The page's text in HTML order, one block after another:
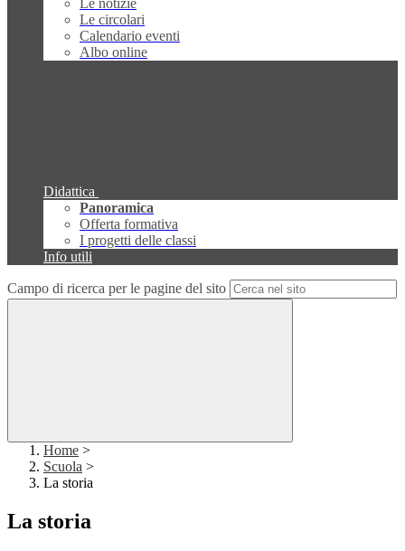
Le notizie
Le circolari
Calendario eventi
Albo online
Didattica
Panoramica
Offerta formativa
I progetti delle classi
Info utili
Campo di ricerca per le pagine del sito
Home >
Scuola >
La storia
La storia